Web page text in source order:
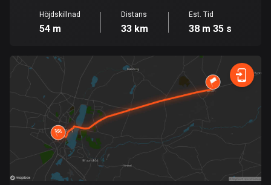
Burkina Faso
2 rutter
589 rutter
Colombia
1349 rutter
Cooköarna
2 rutter
Costa Rica
Höjdskillnad
54 m
Distans
33 km
Est. Tid
38 m 35 s